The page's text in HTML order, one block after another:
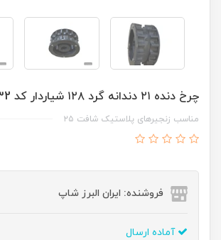
چرخ دنده ۲۱ دندانه گرد ۱۲۸ شیاردار کد 00202232
مناسب زنجیرهای پلاستیک شافت ۲۵
فروشنده: ایران البرز شاپ
آماده ارسال